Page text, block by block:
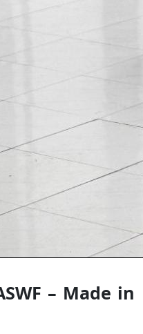
– Made in